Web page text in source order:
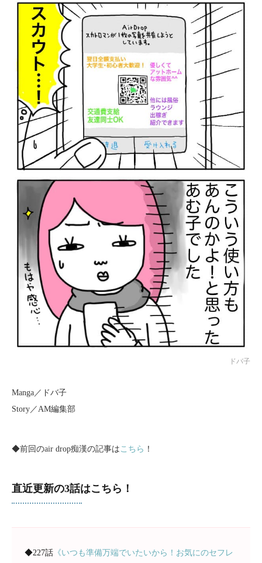
ドバ子
Manga／ドバ子
Story／AM編集部
◆前回のair drop痴漢の記事は こちら ！
直近更新の3話はこちら！
◆227話《いつも準備万端でいたいから！お気にのセフレ